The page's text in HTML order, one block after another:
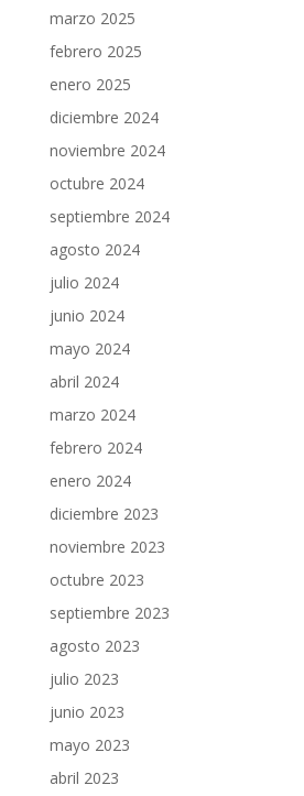
marzo 2025
febrero 2025
enero 2025
diciembre 2024
noviembre 2024
octubre 2024
septiembre 2024
agosto 2024
julio 2024
junio 2024
mayo 2024
abril 2024
marzo 2024
febrero 2024
enero 2024
diciembre 2023
noviembre 2023
octubre 2023
septiembre 2023
agosto 2023
julio 2023
junio 2023
mayo 2023
abril 2023